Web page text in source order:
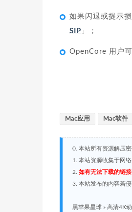
如果闪退或提示
SIP 」；
OpenCore 用户
Mac应用 Mac软件
0. 本站所有资源解压
1. 本站资源收集于网
2. 如有无法下载的链接
3. 本站发布的内容若
黑苹果星球 » 高清4K